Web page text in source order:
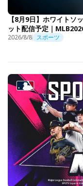
【8月9日】ホワイトソ
ット配信予定｜
2026/8/8 スポーツ